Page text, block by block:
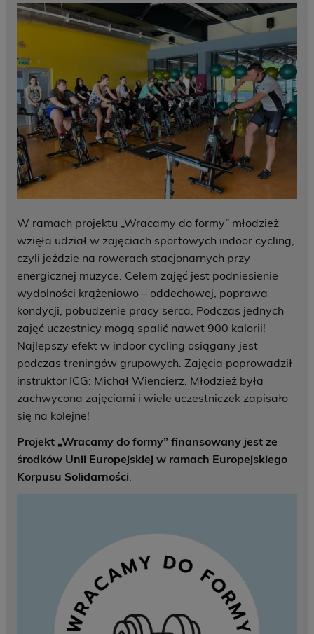
W ramach projektu „Wracamy do formy” młodzież
wzięła udział w zajęciach sportowych indoor cycling,
czyli jeździe na rowerach stacjonarnych przy
energicznej muzyce. Celem zajęć jest podniesienie
wydolności krążeniowo – oddechowej, poprawa
kondycji, pobudzenie pracy serca. Podczas jednych
zajęć uczestnicy mogą spalić nawet 900 kalorii!
Najlepszy efekt w indoor cycling osiągany jest
podczas treningów grupowych. Zajęcia poprowadził
instruktor ICG: Michał Wiencierz. Młodzież była
zachwycona zajęciami i wiele uczestniczek zapisało
się na kolejne!
Projekt „Wracamy do formy” finansowany jest ze
środków Unii Europejskiej w ramach Europejskiego
Korpusu Solidarności.